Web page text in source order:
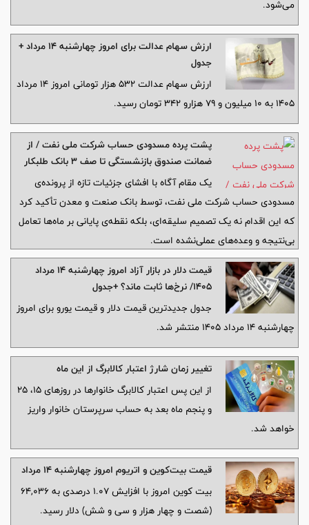
می‌شود.
ارزش سهام عدالت برای امروز چهارشنبه ۱۴ مرداد +
جدول
ارزش سهام عدالت ۵۳۲ هزار تومانی امروز ۱۴ مرداد
۱۴۰۵ به ۱۰ میلیون و ۷۹ هزارو ۳۴۲ تومان رسید.
پشت پرده‌ مسدودی حساب شرکت ملی نفت / از
ضمانت صندوق بازنشستگی تا صف ۳ بانک طلبکار
یک مقام آگاه با افشای جزئیات تازه از پرونده‌ی
مسدودی حساب شرکت ملی نفت، توسط بانک صنعت و معدن تأکید کرد
که این اقدام نه یک تصمیم سلیقه‌ای، بلکه نقطه‌ی پایانی بر ماه‌ها تعامل
بی‌نتیجه و وعده‌های عملی‌نشده است.
قیمت دلار در بازار آزاد امروز چهارشنبه ۱۴ مرداد
۱۴۰۵/ نرخ‌ها ثابت ماند؟ +جدول
جدول جدیدترین قیمت دلار و قیمت یورو برای امروز
چهارشنبه ۱۴ مرداد ۱۴۰۵ منتشر شد.
تغییر زمان شارژ اعتبار کالابرگ از این ماه
از این پس اعتبار کالابرگ خانوارها در روزهای ۱۵، ۲۵
و پنجم ماه بعد به حساب سرپرستان خانوار واریز
خواهد شد.
قیمت بیت‌کوین و اتریوم امروز چهارشنبه ۱۴ مرداد
بیت کوین امروز با افزایش 1.07 درصدی به 64,036
(شصت و چهار هزار و سی و شش) دلار رسید.